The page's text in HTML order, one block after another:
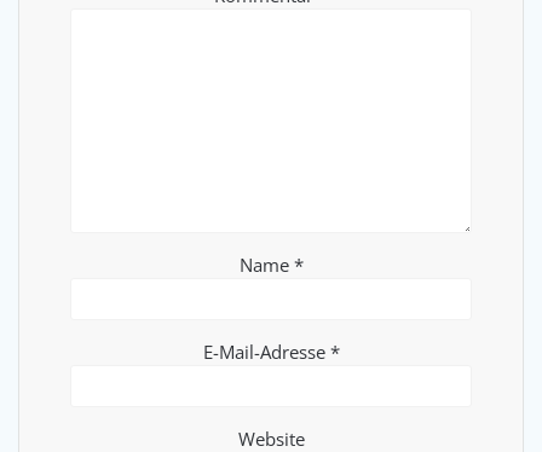
Name *
E-Mail-Adresse *
Website